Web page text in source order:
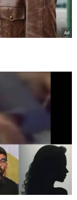
MAURO CID